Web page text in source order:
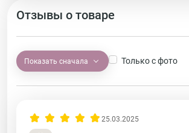
Отзывы о товаре
Показать сначала Только с фото
25.03.2025